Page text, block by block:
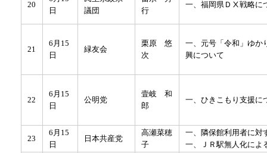
20
日
議団
行
一、福岡県ＤⅩ戦略に
21
6月15
日
緑友会
栗原 悠
次
一、元号「令和」ゆか
興について
22
6月15
日
公明党
壹岐 和
郎
一、ひきこもり支援に
23
6月15
日
日本共産党
高瀬菜穂
子
一、隣保館利用者に対
一、ＪＲ駅無人化によ